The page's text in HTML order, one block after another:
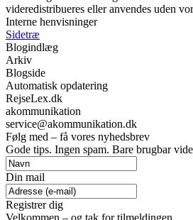
videredistribueres eller anvendes uden
Interne henvisninger
Sidetræ
Blogindlæg
Arkiv
Blogside
Automatisk opdatering
RejseLex.dk
akommunikation
service@akommunikation.dk
Følg med – få vores nyhedsbrev
Gode tips. Ingen spam. Bare brugbar
Din mail
Registrer dig
Velkommen – og tak for tilmeldingen